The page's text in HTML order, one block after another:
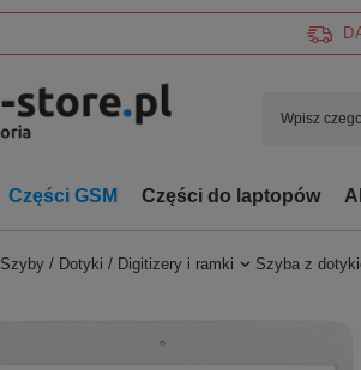
Części GSM Części do laptopów
Szyby / Dotyki / Digitizery i ramki Szyba z